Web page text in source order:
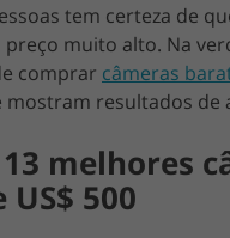
tem certeza de
muito alto. Na
comprar câmeras
mostram resultados de
melhores
500